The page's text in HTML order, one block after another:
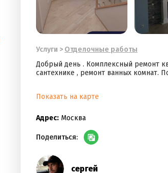
Услуги > Отделочные работы
Добрый день . Комплексный ремонт
сантехнике , ремонт ванных комнат.
Показать на карте
Адрес: Москва
Поделиться:
сергей